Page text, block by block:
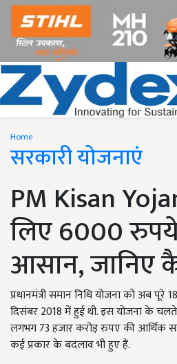
Home
सरकारी योजनाएं
PM Kisan
लिए 6000
आसान, जानिए
प्रधानमंत्री समान निधि योजना को अब
दिसंबर 2018 में हुई थी. इस योजना के
लगभग 73 हजार करोड़ रुपए की आर्थिक
कई प्रकार के बदलाव भी हुए हैं.